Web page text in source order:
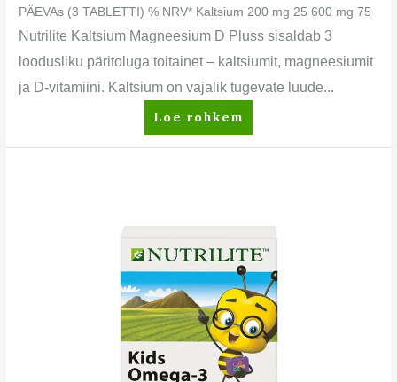
PÄEVAs (3 TABLETTI) % NRV* Kaltsium 200 mg 25 600 mg 75
Nutrilite Kaltsium Magneesium D Pluss sisaldab 3
loodusliku päritoluga toitainet – kaltsiumit, magneesiumit
ja D-vitamiini. Kaltsium on vajalik tugevate luude...
Loe rohkem
3